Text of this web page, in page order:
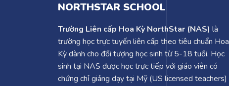
NORTHSTAR SCHOOL
Trường Liên cấp Hoa Kỳ NorthStar (NAS) là
trường học trực tuyến liên cấp theo tiêu chuẩn Hoa
Kỳ dành cho đối tượng học sinh từ 5-18 tuổi. Học
sinh tại NAS được học trực tiếp với giáo viên có
chứng chỉ giảng dạy tại Mỹ (US licensed teachers)